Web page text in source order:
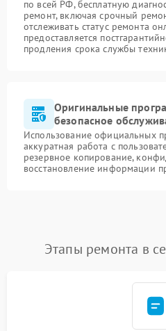
по всей РФ, бесплатную
ремонт, включая срочный
отслеживать статус ремонта
предоставляется
продления срока службы
Оригинальные
безопасное
Использование официальных
аккуратная работа с
резервное копирование,
восстановление информации
Этапы ремонта в